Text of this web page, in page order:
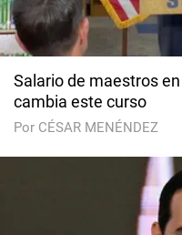
Salario de maestros
cambia este curso
Por CÉSAR MENÉNDEZ